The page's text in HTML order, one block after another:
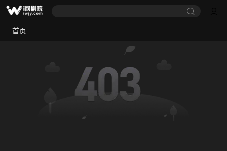
首页